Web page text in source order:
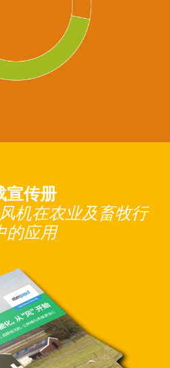
宣传册
机在农业及畜牧行
的应用